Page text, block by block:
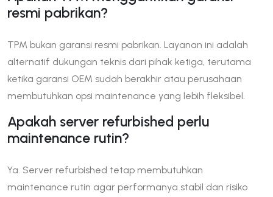
resmi pabrikan?
TPM bukan garansi resmi pabrikan. Layanan ini adalah
alternatif dukungan teknis dari pihak ketiga, terutama
ketika garansi OEM sudah berakhir atau perusahaan
membutuhkan opsi maintenance yang lebih fleksibel.
Apakah server refurbished perlu
maintenance rutin?
Ya. Server refurbished tetap membutuhkan
maintenance rutin agar performanya stabil dan risiko